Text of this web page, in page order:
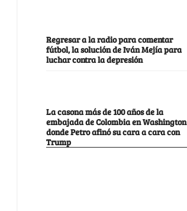
Regresar a la radio para comentar
fútbol, la solución de Iván Mejía para
luchar contra la depresión
La casona más de 100 años de la
embajada de Colombia en Washington
donde Petro afinó su cara a cara con
Trump